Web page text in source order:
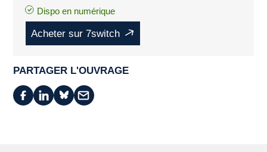
Dispo en numérique
Acheter sur 7switch
PARTAGER L'OUVRAGE